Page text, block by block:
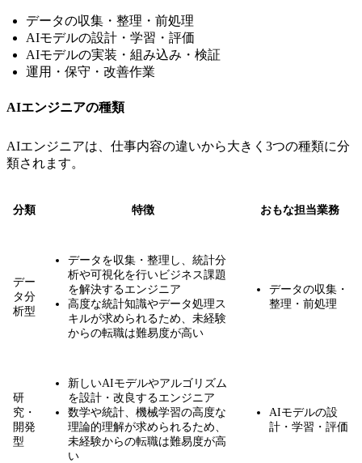
データの収集・整理・前処理
AIモデルの設計・学習・評価
AIモデルの実装・組み込み・検証
運用・保守・改善作業
AIエンジニアの種類
AIエンジニアは、仕事内容の違いから大きく3つの種類に分
類されます。
分類 特徴 おもな担当業務
デー
タ分
析型
データを収集・整理し、統計分
析や可視化を行いビジネス課題
を解決するエンジニア
高度な統計知識やデータ処理ス
キルが求められるため、未経験
からの転職は難易度が高い
データの収集・
整理・前処理
研
究・
開発
型
新しいAIモデルやアルゴリズム
を設計・改良するエンジニア
数学や統計、機械学習の高度な
理論的理解が求められるため、
未経験からの転職は難易度が高
い
AIモデルの設
計・学習・評価